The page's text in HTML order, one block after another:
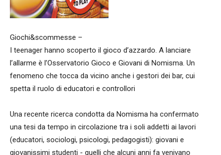
Giochi&scommesse –
I teenager hanno scoperto il gioco d’azzardo. A lanciare
l’allarme è l’Osservatorio Gioco e Giovani di Nomisma. Un
fenomeno che tocca da vicino anche i gestori dei bar, cui
spetta il ruolo di educatori e controllori
Una recente ricerca condotta da Nomisma ha confermato
una tesi da tempo in circolazione tra i soli addetti ai lavori
(educatori, sociologi, psicologi, pedagogisti): giovani e
giovanissimi studenti - quelli che alcuni anni fa venivano